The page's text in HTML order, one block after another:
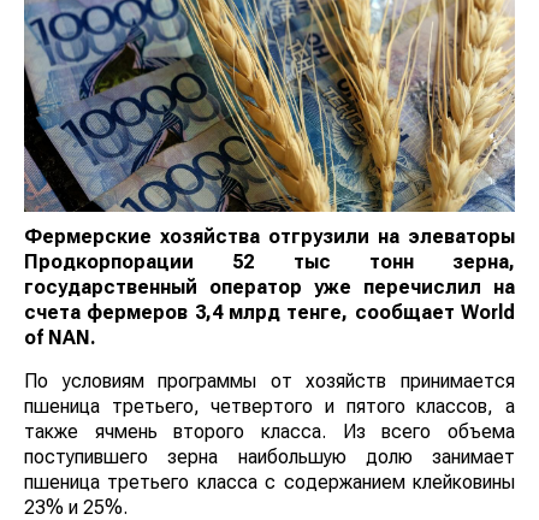
Фермерские хозяйства отгрузили на элеваторы
Продкорпорации 52 тыс тонн зерна,
государственный оператор уже перечислил на
счета фермеров 3,4 млрд тенге, сообщает World
of NAN.
По условиям программы от хозяйств принимается
пшеница третьего, четвертого и пятого классов, а
также ячмень второго класса. Из всего объема
поступившего зерна наибольшую долю занимает
пшеница третьего класса с содержанием клейковины
23% и 25%.